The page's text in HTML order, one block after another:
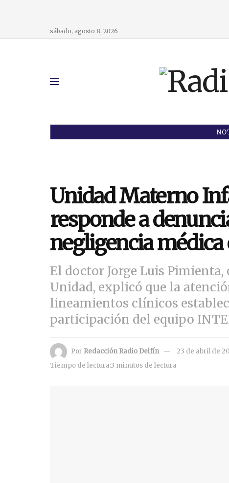
sábado, agosto 8, 2026
Unidad Materno
responde a
negligencia médica
El doctor Jorge Luis
Unidad, explicó que la
lineamientos clínicos
participación del equipo
Por Redacción Radio Delfín
23 de abril de
Tiempo de lectura:3 minutos de lectura